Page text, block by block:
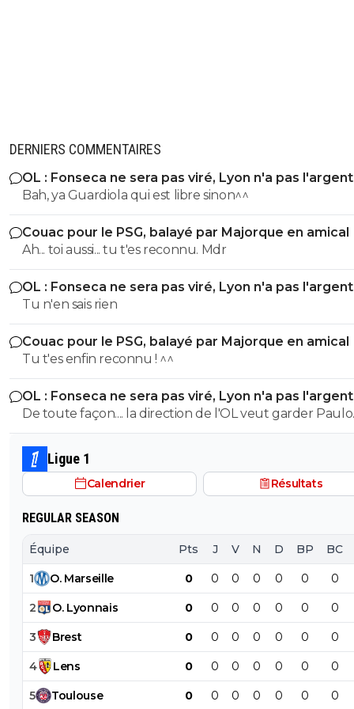
DERNIERS COMMENTAIRES
OL : Fonseca ne sera pas viré, Lyon n'a pas
le faire
Bah, ya Guardiola qui est libre sinon^^
Couac pour le PSG, balayé par Majorque en amical
Ah... toi aussi... tu t'es reconnu. Mdr
OL : Fonseca ne sera pas viré, Lyon n'a pas
le faire
Tu n'en sais rien
Couac pour le PSG, balayé par Majorque en amical
Tu t'es enfin reconnu ! ^^
OL : Fonseca ne sera pas viré, Lyon n'a pas
le faire
De toute façon.... la direction de l'OL veut garder Paulo
Fonseca... et elle a bien raison.
Ligue 1
Calendrier Résultats
REGULAR SEASON
Équipe Pts J V N D BP BC
1 O. Marseille 0 0 0 0 0 0 0
2 O. Lyonnais 0 0 0 0 0 0 0
3 Brest 0 0 0 0 0 0 0
4 Lens 0 0 0 0 0 0 0
5 Toulouse 0 0 0 0 0 0 0